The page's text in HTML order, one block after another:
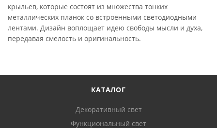
крыльев, которые состоят из множества тонких
металлических планок со встроенными светодиодными
лентами. Дизайн воплощает идею свободы мысли и духа,
передавая смелость и оригинальность.
КАТАЛОГ
Декоративный свет
Функциональный свет